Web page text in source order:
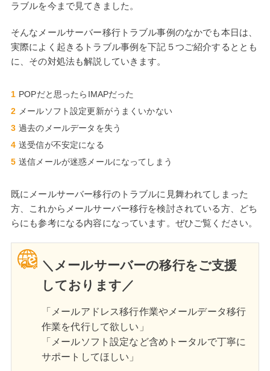
ラブルを今まで見てきました。
そんなメールサーバー移行トラブル事例のなかでも本日は、
実際によく起きるトラブル事例を下記５つご紹介するととも
に、その対処法も解説していきます。
POPだと思ったらIMAPだった
メールソフト設定更新がうまくいかない
過去のメールデータを失う
送受信が不安定になる
送信メールが迷惑メールになってしまう
既にメールサーバー移行のトラブルに見舞われてしまった
方、これからメールサーバー移行を検討されている方、どち
らにも参考になる内容になっています。ぜひご覧ください。
＼メールサーバーの移行をご支援
しております／
「メールアドレス移行作業やメールデータ移行
作業を代行して欲しい」
「メールソフト設定など含めトータルで丁寧に
サポートしてほしい」